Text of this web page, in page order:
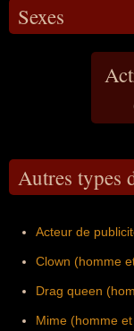
Sexes
Autres types
Acteur de
Clown (homme
Drag queen
Mime (homme